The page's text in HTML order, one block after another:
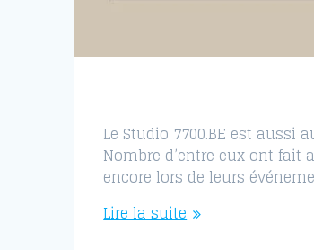
Le Studio 7700.BE est aussi
Nombre d’entre eux ont fait
encore lors de leurs
Lire la suite